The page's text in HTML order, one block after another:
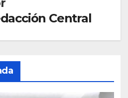
Central